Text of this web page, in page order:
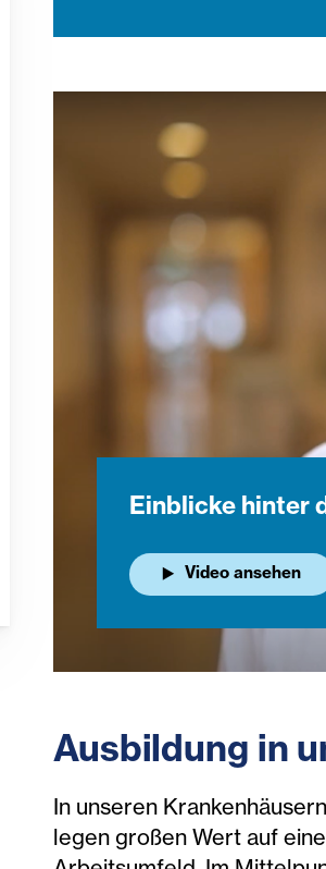
Einblicke hinter
Video ansehen
Ausbildung in
In unseren
legen großen Wert auf